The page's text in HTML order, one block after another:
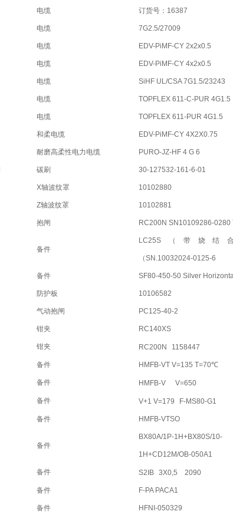
电缆 订货号：16387
电缆 7G2.5/27009
电缆 EDV-PiMF-CY 2x2x0.5
电缆 EDV-PiMF-CY 4x2x0.5
电缆 SiHF UL/CSA 7G1.5/23243
电缆 TOPFLEX 611-C-PUR 4G1.5
电缆 TOPFLEX 611-PUR 4G1.5
和柔电缆 EDV-PiMF-CY 4X2X0.75
耐磨高柔性电力电缆 PURO-JZ-HF 4 G 6
碳刷 30-127532-161-6-01
X轴波纹罩 10102880
Z轴波纹罩 10102881
抱闸 RC200N SN10109286-0280
备件
LC25S（带烧结
（SN.10032024-0125-6
备件 SF80-450-50 Silver
防护板 10106582
气动抱闸 PC125-40-2
钳夹 RC140XS
钳夹 RC200N 1158447
备件 HMFB-VT V=135 T=70℃
备件 HMFB-V V=650
备件 V+1 V=179 F-MS80-G1
备件 HMFB-VTSO
备件
BX80A/1P-1H+BX80S/10-
1H+CD12M/OB-050A1
备件 S2IB 3X0,5 2090
备件 F-PA PACA1
备件 HFNI-050329